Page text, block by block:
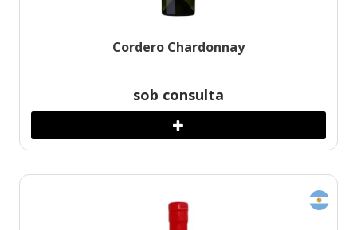
Cordero Chardonnay
sob consulta